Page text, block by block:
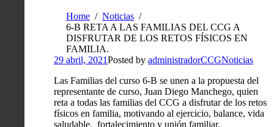
Home
Noticias
6-B RETA A LAS FAMILIAS DEL CCG A
DISFRUTAR DE LOS RETOS FÍSICOS EN
FAMILIA.
29 abril, 2021Posted by administradorCCGNoticias
Las Familias del curso 6-B se unen a la propuesta del
representante de curso, Juan Diego Manchego, quien
reta a todas las familias del CCG a disfrutar de los retos
físicos en familia, motivando al ejercicio, balance, vida
saludable, fortalecimiento y unión familiar.